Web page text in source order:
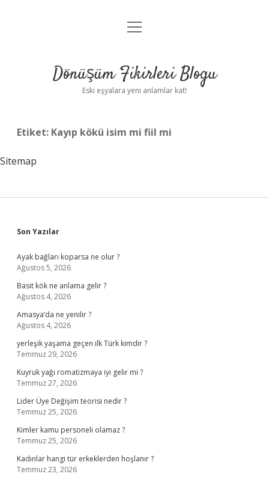
Anasayfa
Yasal Uyarı
menüyü
Dönüşüm Fikirleri Blogu
Eski eşyalara yeni anlamlar kat!
Etiket: Kayıp kökü isim mi fiil mi
Sitemap
Sidebar
Son Yazılar
Ayak bağları koparsa ne olur ?
Ağustos 5, 2026
Basit kök ne anlama gelir ?
Ağustos 4, 2026
Amasya’da ne yenilir ?
Ağustos 4, 2026
yerleşik yaşama geçen ilk Türk kimdir ?
Temmuz 29, 2026
Kuyruk yağı romatizmaya iyi gelir mi ?
Temmuz 27, 2026
Lider Üye Değişim teorisi nedir ?
Temmuz 25, 2026
Kimler kamu personeli olamaz ?
Temmuz 25, 2026
Kadınlar hangi tür erkeklerden hoşlanır ?
Temmuz 23, 2026